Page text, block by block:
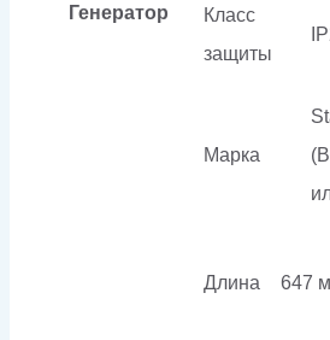
Генератор
Класс
защиты
Марка
Длина 647